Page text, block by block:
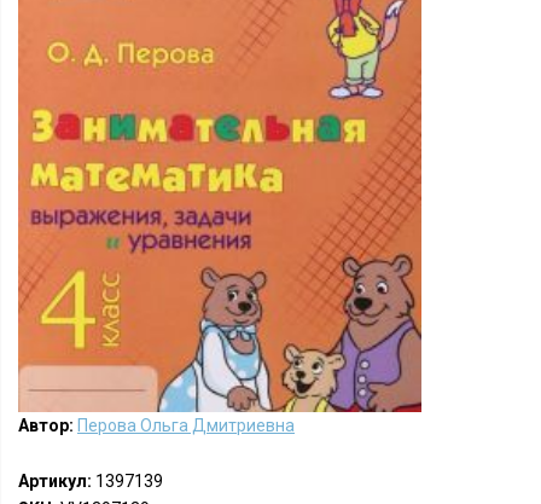
Автор: Перова Ольга Дмитриевна
Артикул: 1397139